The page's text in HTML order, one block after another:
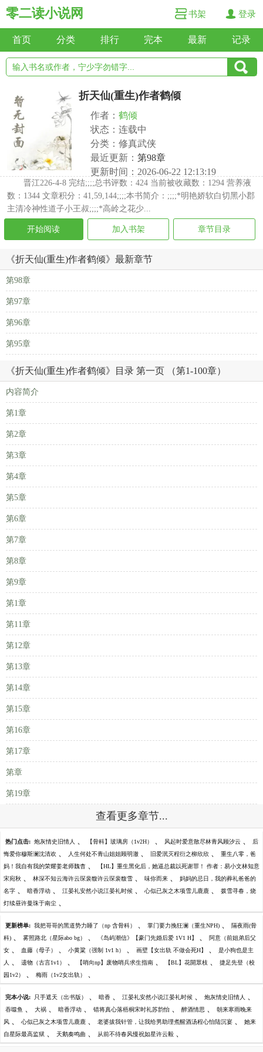
零二读小说网 书架 登录
首页 分类 排行 完本 最新 记录
折天仙(重生)作者鹤倾
作者： 鹤倾
状态：连载中
分类：修真武侠
最近更新： 第98章
更新时间：2026-06-22 12:13:19
晋江226-4-8 完结;;;;总书评数：424 当前被收藏数：1294 营养液
数：1344 文章积分：41,59,144;;;;本书简介：;;;;*明艳娇软白切黑小郡
主清冷神性道子小王叔;;;;*高岭之花少...
开始阅读 加入书架 章节目录
《折天仙(重生)作者鹤倾》最新章节
第98章
第97章
第96章
第95章
《折天仙(重生)作者鹤倾》目录 第一页 （第1-100章）
内容简介
第1章
第2章
第3章
第4章
第5章
第6章
第7章
第8章
第9章
第1章
第11章
第12章
第13章
第14章
第15章
第16章
第17章
第章
第19章
查看更多章节...
热门点击: 炮灰情史旧情人 、 【骨科】玻璃房（1v2H） 、 风起时爱意散尽林青风顾汐云 、 后
悔爱你穆斯澜沈清欢 、 人生何处不青山姐姐顾明澈 、 旧爱泯灭程衍之柳欣欣 、 重生八零，爸
妈！我自有我的荣耀姜老师魏杳 、 【HL】重生黑化后，她逼总裁以死谢罪！ 作者：易小文林知意
宋宛秋 、 林深不知云海许云琛裴馥许云琛裴馥雪 、 味你而来 、 妈妈的忌日，我的葬礼爸爸的
名字 、 暗香浮动 、 江晏礼安然小说江晏礼时候 、 心似已灰之木项雪儿鹿鹿 、 拨雪寻春，烧
灯续昼许曼珠于南尘 、
更新榜单: 我把哥哥的黑道势力睡了（np 含骨科） 、 掌门要力挽狂澜（重生NPH) 、 隔夜雨(骨
科) 、 雾照路北（星际abo bg） 、 《岛屿潮信》【豪门先婚后爱 1V1 H】 、 阿意（前姐弟后父
女 、 血藤（母子） 、 小黄粱（强制 1v1 h） 、 画壁【女出轨 不做会死H】 、 是小狗也是主
人 、 遗物（古言1v1） 、 【哨向np】废物哨兵求生指南 、 【BL】花開眾枝 、 捷足先登（校
园1v2） 、 梅雨（1v2女出轨） 、
完本小说: 只手遮天（出书版） 、 暗香 、 江晏礼安然小说江晏礼时候 、 炮灰情史旧情人 、
吞噬鱼 、 大祸 、 暗香浮动 、 错将真心落梧桐宋时礼苏韵怡 、 醉酒情思 、 朝来寒雨晚来
风 、 心似已灰之木项雪儿鹿鹿 、 老婆拔我针管，让我给男助理煮醒酒汤程心怡陆沉宴 、 她来
自星际最高监狱 、 天鹅奏鸣曲 、 从前不待春风慢祝如星许云毅 、